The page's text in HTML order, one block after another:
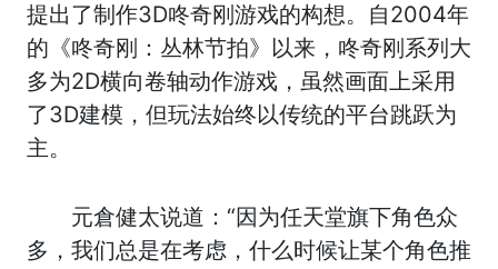
提出了制作3D咚奇刚游戏的构想。自2004年
的《咚奇刚：丛林节拍》以来，咚奇刚系列大
多为2D横向卷轴动作游戏，虽然画面上采用
了3D建模，但玩法始终以传统的平台跳跃为
主。
元倉健太说道：“因为任天堂旗下角色众
多，我们总是在考虑，什么时候让某个角色推